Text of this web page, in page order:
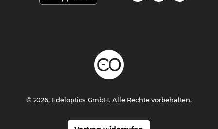
© 2026, Edeloptics GmbH. Alle Rechte vorbehalten.